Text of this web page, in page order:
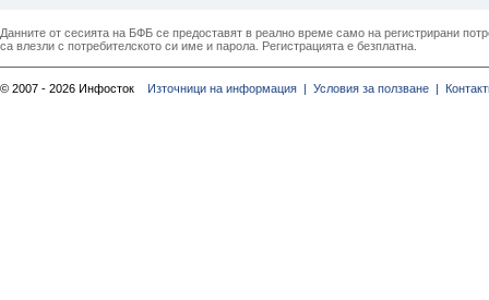
Данните от сесията на БФБ се предоставят в реално време само на регистрирани
са влезли с потребителското си име и парола. Регистрацията е безплатна.
© 2007 - 2026 Инфосток Източници на информация | Условия за ползване |